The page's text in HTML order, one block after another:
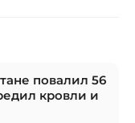
повалил 56
кровли и